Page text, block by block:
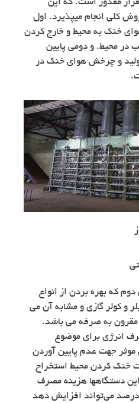
مقدور است. که این
کلی انجام میپذیرد. اول
خنک به محیط و خارج کردن
در محیط. و دومی پایین
و چرخش هوای خنک در
که بهره بردن از انواع
و کولر گازی و مشابه آن می
مقرون به صرفه می باشد.
انرژی برای موضوع
موثر جهت عدم پایین آوردن
خنک کردن محیط استخراح
دستگاهها هزینه مصرف
برق برای استخراج را تا 70 درصد می‌تواند افزایش دهد